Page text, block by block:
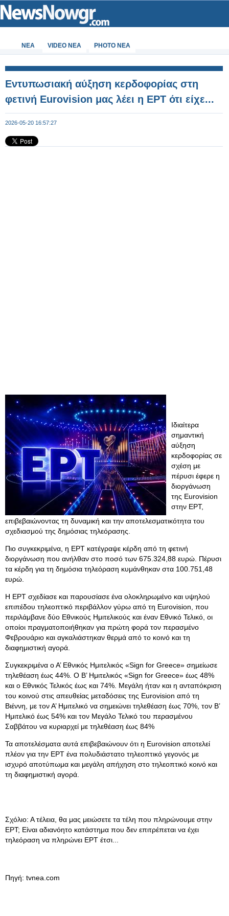
ΝΕΑ VIDEO NEA PHOTO NEA
Εντυπωσιακή αύξηση κερδοφορίας στη
φετινή Eurovision μας λέει η ΕΡΤ ότι είχε...
2026-05-20 16:57:27
Ιδιαίτερα
σημαντική
αύξηση
κερδοφορίας σε
σχέση με
πέρυσι έφερε η
διοργάνωση
της Eurovision
στην ΕΡΤ,
επιβεβαιώνοντας τη δυναμική και την αποτελεσματικότητα του
σχεδιασμού της δημόσιας τηλεόρασης.
Πιο συγκεκριμένα, η ΕΡΤ κατέγραψε κέρδη από τη φετινή
διοργάνωση που ανήλθαν στο ποσό των 675.324,88 ευρώ. Πέρυσι
τα κέρδη για τη δημόσια τηλεόραση κυμάνθηκαν στα 100.751,48
ευρώ.
Η ΕΡΤ σχεδίασε και παρουσίασε ένα ολοκληρωμένο και υψηλού
επιπέδου τηλεοπτικό περιβάλλον γύρω από τη Eurovision, που
περιλάμβανε δύο Εθνικούς Ημιτελικούς και έναν Εθνικό Τελικό, οι
οποίοι πραγματοποιήθηκαν για πρώτη φορά τον περασμένο
Φεβρουάριο και αγκαλιάστηκαν θερμά από το κοινό και τη
διαφημιστική αγορά.
Συγκεκριμένα ο Α’ Εθνικός Ημιτελικός «Sign for Greece» σημείωσε
τηλεθέαση έως 44%. Ο Β’ Ημιτελικός «Sign for Greece» έως 48%
και ο Εθνικός Τελικός έως και 74%. Μεγάλη ήταν και η ανταπόκριση
του κοινού στις απευθείας μεταδόσεις της Eurovision από τη
Βιέννη, με τον Α’ Ημιτελικό να σημειώνει τηλεθέαση έως 70%, τον Β’
Ημιτελικό έως 54% και τον Μεγάλο Τελικό του περασμένου
Σαββάτου να κυριαρχεί με τηλεθέαση έως 84%
Τα αποτελέσματα αυτά επιβεβαιώνουν ότι η Eurovision αποτελεί
πλέον για την ΕΡΤ ένα πολυδιάστατο τηλεοπτικό γεγονός με
ισχυρό αποτύπωμα και μεγάλη απήχηση στο τηλεοπτικό κοινό και
τη διαφημιστική αγορά.
Σχόλιο: Α τέλεια, θα μας μειώσετε τα τέλη που πληρώνουμε στην
ΕΡΤ; Είναι αδιανόητο κατάστημα που δεν επιτρέπεται να έχει
τηλεόραση να πληρώνει ΕΡΤ έτσι...
Πηγή: tvnea.com